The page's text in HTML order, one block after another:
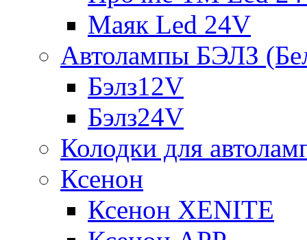
Маяк Led 24V
Автолампы БЭЛЗ
Бэлз12V
Бэлз24V
Колодки для
Ксенон
Ксенон XENITE